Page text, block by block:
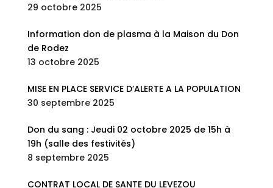
29 octobre 2025
Information don de plasma à la Maison du Don
de Rodez
13 octobre 2025
MISE EN PLACE SERVICE D’ALERTE A LA POPULATION
30 septembre 2025
Don du sang : Jeudi 02 octobre 2025 de 15h à
19h (salle des festivités)
8 septembre 2025
CONTRAT LOCAL DE SANTE DU LEVEZOU